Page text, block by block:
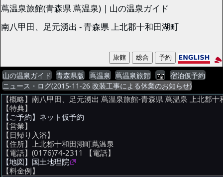
蔦温泉旅館(青森県 蔦温泉) | 山の温泉ガイド
南八甲田、足元湧出 - 青森県 上北郡十和田湖町
山の温泉ガイド 青森県版 蔦温泉 蔦温泉旅館
宿泊仮予約
ニュース・ログ(2015-11-26 改装工事による休業のお知らせ)
【概略】南八甲田、足元湧出 蔦温泉旅館-青森県 蔦温泉 上北郡十
【特典】
【ご予約】ネット仮予約
【営業】
【日帰り入浴】
【住所】上北郡十和田湖町蔦温泉
【電話】(0176)74-2311
【電話】
【地図】国土地理院
【料金例】